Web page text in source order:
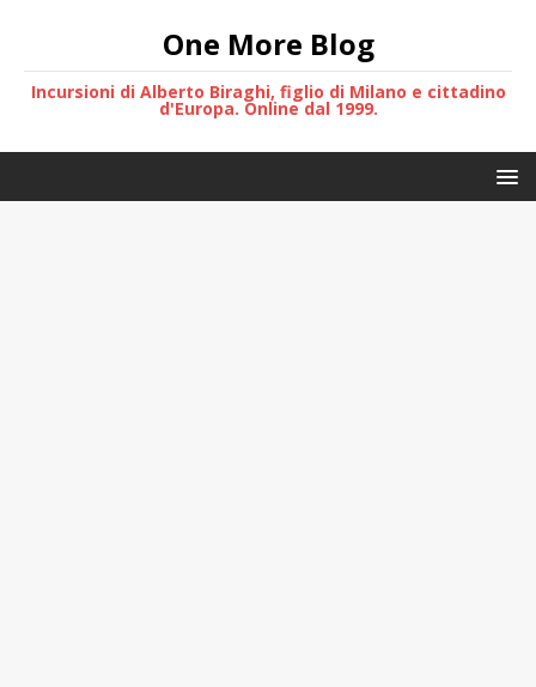
One More Blog
Incursioni di Alberto Biraghi, figlio di Milano e cittadino
d'Europa. Online dal 1999.